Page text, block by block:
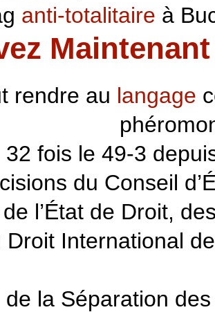
anti-totalitaire à
rendre au langage
32 fois le 49-3
du Conseil
l’État de Droit,
Droit International
de la Séparation